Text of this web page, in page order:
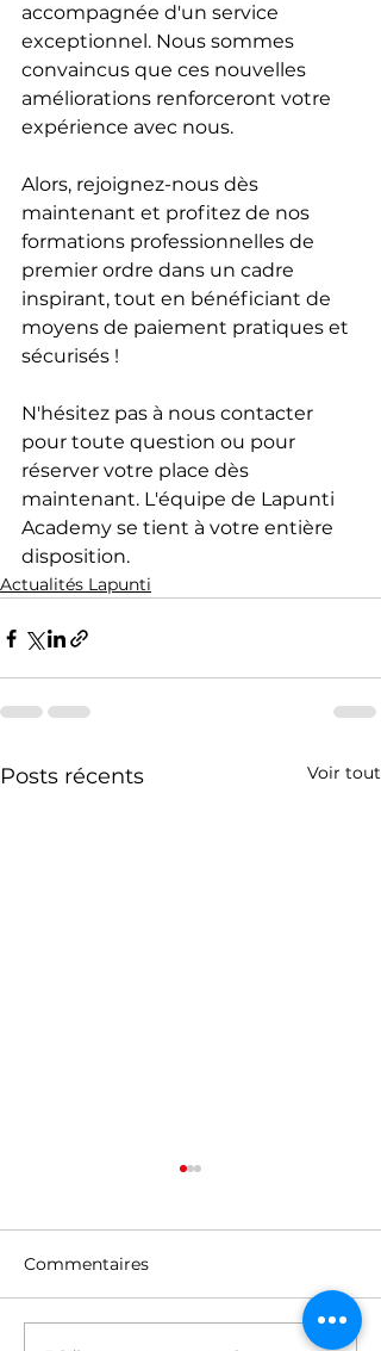
accompagnée d'un service
exceptionnel. Nous sommes
convaincus que ces nouvelles
améliorations renforceront votre
expérience avec nous.
Alors, rejoignez-nous dès
maintenant et profitez de nos
formations professionnelles de
premier ordre dans un cadre
inspirant, tout en bénéficiant de
moyens de paiement pratiques et
sécurisés !
N'hésitez pas à nous contacter
pour toute question ou pour
réserver votre place dès
maintenant. L'équipe de Lapunti
Academy se tient à votre entière
disposition.
Actualités Lapunti
Posts récents Voir tout
Commentaires